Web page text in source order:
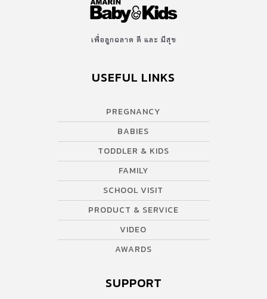
เพื่อลูกฉลาด ดี และ มีสุข
USEFUL LINKS
PREGNANCY
BABIES
TODDLER & KIDS
FAMILY
SCHOOL VISIT
PRODUCT & SERVICE
VIDEO
AWARDS
SUPPORT